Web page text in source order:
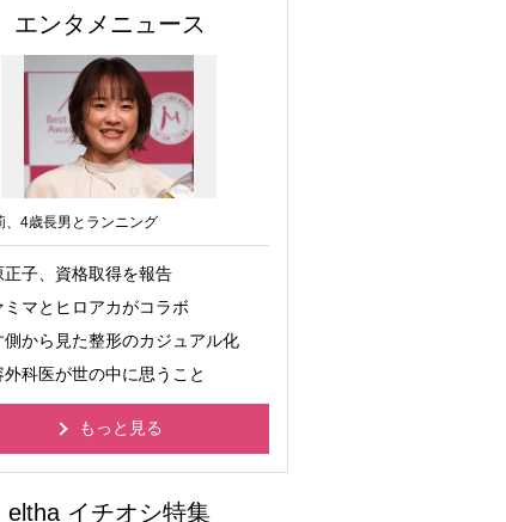
エンタメニュース
、4歳長男とランニング
正子、資格取得を報告
ミマとヒロアカがコラボ
側から見た整形のカジュアル化
外科医が世の中に思うこと
もっと見る